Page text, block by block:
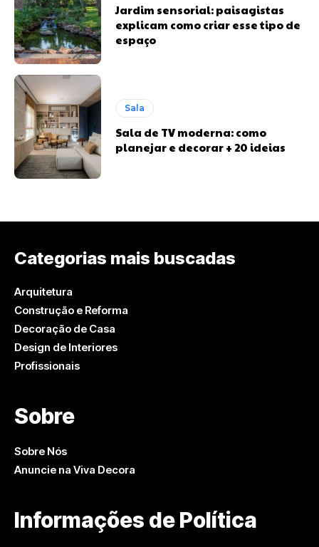
Jardim sensorial: paisagistas
explicam como criar esse tipo de
espaço
Sala
Sala de TV moderna: como
planejar e decorar + 20 ideias
Categorias mais buscadas
Arquitetura
Construção e Reforma
Decoração de Casa
Design de Interiores
Profissionais
Sobre
Sobre Nós
Anuncie na Viva Decora
Informações de Política